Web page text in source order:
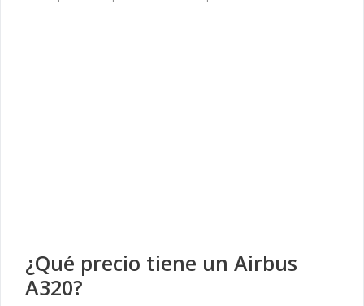
¿Qué precio tiene un Airbus
A320?